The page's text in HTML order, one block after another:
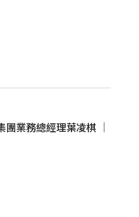
業務總經理葉凌棋 ｜